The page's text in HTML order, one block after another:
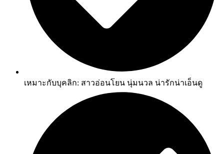
เหมาะกับบุคลิก: สาวอ่อนโยน นุ่มนวล น่ารักน่าเอ็นดู